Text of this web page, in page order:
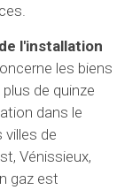
l'installation
les biens
de quinze
dans le
de
Vénissieux,
gaz est